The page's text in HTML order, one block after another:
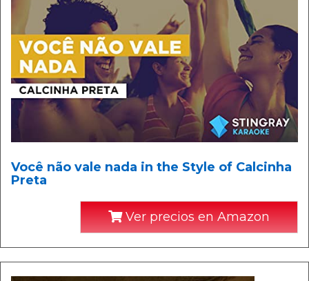
Você não vale nada in the Style of Calcinha
Preta
Ver precios en Amazon